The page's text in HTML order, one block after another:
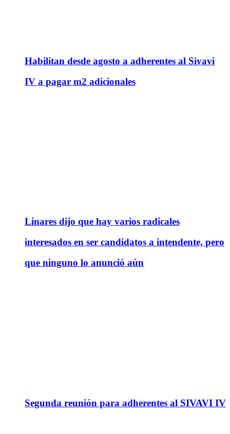
Habilitan desde agosto a adherentes al Sivavi
IV a pagar m2 adicionales
Linares dijo que hay varios radicales
interesados en ser candidatos a intendente, pero
que ninguno lo anunció aún
Segunda reunión para adherentes al SIVAVI IV